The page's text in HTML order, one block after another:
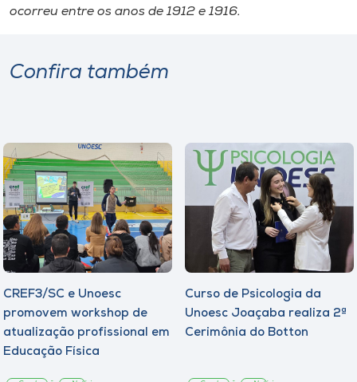
ocorreu entre os anos de 1912 e 1916.
Confira também
CREF3/SC e Unoesc
promovem workshop de
atualização profissional em
Educação Física
Curso de Psicologia da
Unoesc Joaçaba realiza 2ª
Cerimônia do Botton